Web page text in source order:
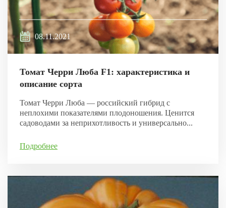
08.11.2021
Томат Черри Люба F1: характеристика и
описание сорта
Томат Черри Люба — российский гибрид с
неплохими показателями плодоношения. Ценится
садоводами за неприхотливость и универсально...
Подробнее